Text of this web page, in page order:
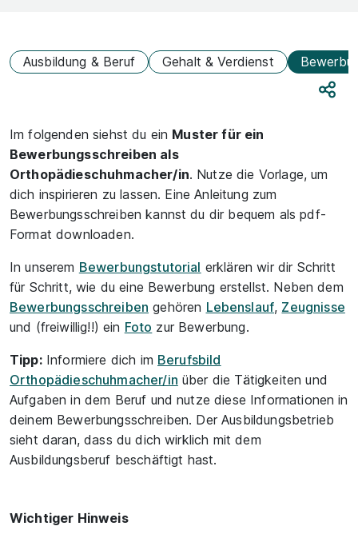
Ausbildung & Beruf Gehalt & Verdienst
Im folgenden siehst du ein Muster für ein
Bewerbungsschreiben als
Orthopädieschuhmacher/in. Nutze die Vorlage, um
dich inspirieren zu lassen. Eine Anleitung zum
Bewerbungsschreiben kannst du dir bequem als pdf-
Format downloaden.
In unserem Bewerbungstutorial erklären wir dir Schritt
für Schritt, wie du eine Bewerbung erstellst. Neben dem
Bewerbungsschreiben gehören Lebenslauf, Zeugnisse
und (freiwillig!!) ein Foto zur Bewerbung.
Tipp:Informiere dich im Berufsbild
Orthopädieschuhmacher/in über die Tätigkeiten und
Aufgaben in dem Beruf und nutze diese Informationen in
deinem Bewerbungsschreiben. Der Ausbildungsbetrieb
sieht daran, dass du dich wirklich mit dem
Ausbildungsberuf beschäftigt hast.
Wichtiger Hinweis